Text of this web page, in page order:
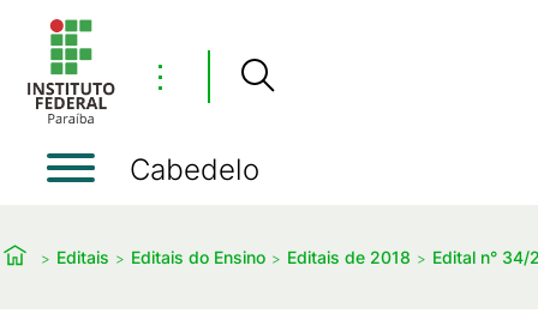
⋮
Cabedelo
Editais Editais do Ensino Editais de 2018 Edital n° 34/